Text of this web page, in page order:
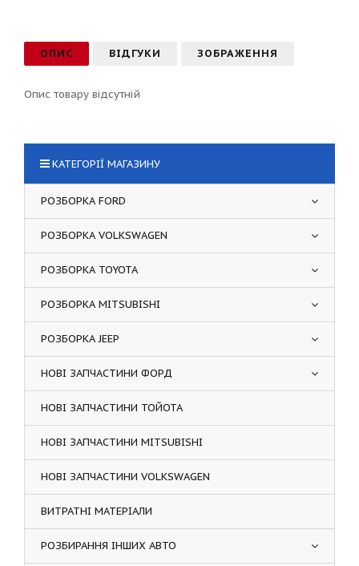
ОПИС ВІДГУКИ ЗОБРАЖЕННЯ
Опис товару відсутній
КАТЕГОРІЇ МАГАЗИНУ
РОЗБОРКА FORD
РОЗБОРКА VOLKSWAGEN
РОЗБОРКА TOYOTA
РОЗБОРКА MITSUBISHI
РОЗБОРКА JEEP
НОВІ ЗАПЧАСТИНИ ФОРД
НОВІ ЗАПЧАСТИНИ ТОЙОТА
НОВІ ЗАПЧАСТИНИ MITSUBISHI
НОВІ ЗАПЧАСТИНИ VOLKSWAGEN
ВИТРАТНІ МАТЕРІАЛИ
РОЗБИРАННЯ ІНШИХ АВТО